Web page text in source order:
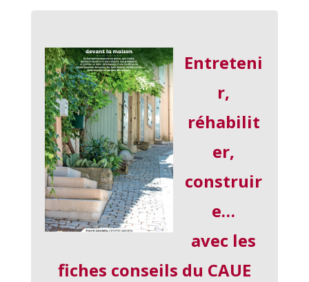
Entreteni
r,
réhabilit
er,
construir
e…
avec les
fiches conseils du CAUE